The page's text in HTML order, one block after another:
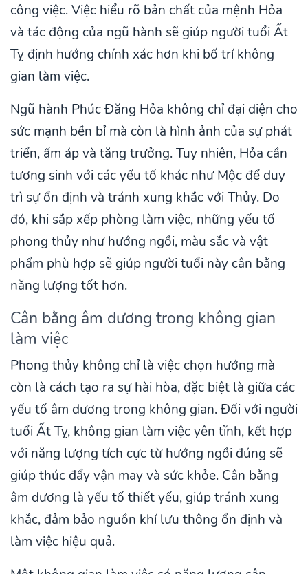
công việc. Việc hiểu rõ bản chất của mệnh Hỏa
và tác động của ngũ hành sẽ giúp người tuổi Ất
Tỵ định hướng chính xác hơn khi bố trí không
gian làm việc.
Ngũ hành Phúc Đăng Hỏa không chỉ đại diện cho
sức mạnh bền bỉ mà còn là hình ảnh của sự phát
triển, ấm áp và tăng trưởng. Tuy nhiên, Hỏa cần
tương sinh với các yếu tố khác như Mộc để duy
trì sự ổn định và tránh xung khắc với Thủy. Do
đó, khi sắp xếp phòng làm việc, những yếu tố
phong thủy như hướng ngồi, màu sắc và vật
phẩm phù hợp sẽ giúp người tuổi này cân bằng
năng lượng tốt hơn.
Cân bằng âm dương trong không gian
làm việc
Phong thủy không chỉ là việc chọn hướng mà
còn là cách tạo ra sự hài hòa, đặc biệt là giữa các
yếu tố âm dương trong không gian. Đối với người
tuổi Ất Tỵ, không gian làm việc yên tĩnh, kết hợp
với năng lượng tích cực từ hướng ngồi đúng sẽ
giúp thúc đẩy vận may và sức khỏe. Cân bằng
âm dương là yếu tố thiết yếu, giúp tránh xung
khắc, đảm bảo nguồn khí lưu thông ổn định và
làm việc hiệu quả.